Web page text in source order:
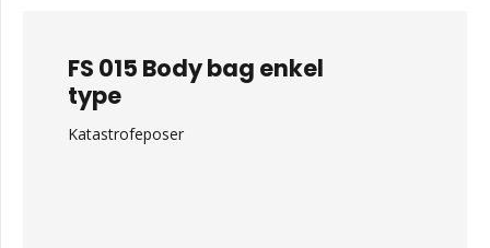
FS 015 Body bag enkel
type
Katastrofeposer